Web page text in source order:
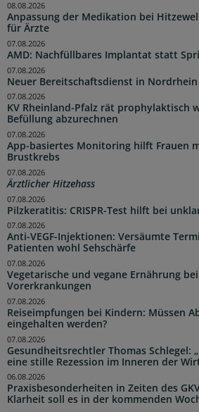
Anpassung der Medikation bei
für Ärzte
08.08.2026
AMD: Nachfüllbares Implantat statt
07.08.2026
Neuer Bereitschaftsdienst in
07.08.2026
KV Rheinland-Pfalz rät prophylaktisch
Befüllung abzurechnen
07.08.2026
App-basiertes Monitoring hilft Frauen
Brustkrebs
07.08.2026
Ärztlicher Hitzehass
07.08.2026
Pilzkeratitis: CRISPR-Test hilft bei
07.08.2026
Anti-VEGF-Injektionen: Versäumte
Patienten wohl Sehschärfe
07.08.2026
Vegetarische und vegane Ernährung
Vorerkrankungen
07.08.2026
Reiseimpfungen bei Kindern: Müssen
eingehalten werden?
07.08.2026
Gesundheitsrechtler Thomas Schlegel:
eine stille Rezession im Inneren der
07.08.2026
Praxisbesonderheiten in Zeiten des
Klarheit soll es in der kommenden
06.08.2026